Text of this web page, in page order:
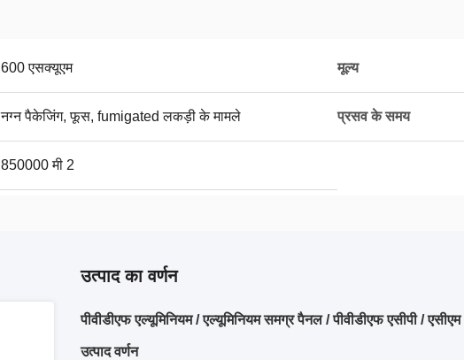
600 एसक्यूएम मूल्य
नग्न पैकेजिंग, फूस, fumigated लकड़ी के मामले प्रसव के समय
850000 मी 2
उत्पाद का वर्णन
पीवीडीएफ एल्यूमिनियम / एल्यूमिनियम समग्र पैनल / पीवीडीएफ एसीपी / एसीएम
उत्पाद वर्णन